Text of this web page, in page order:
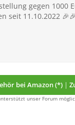
gegen 1000
seit 11.10.2022
bei Amazon (*) |
unser Forum